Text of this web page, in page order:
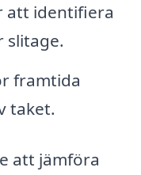
att identifiera
slitage.
framtida
taket.
att jämföra